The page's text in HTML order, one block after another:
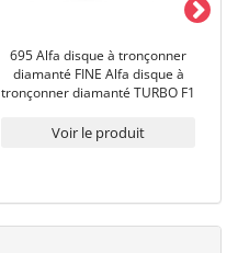
695 Alfa disque à tronçonner
diamanté FINE Alfa disque à
tronçonner diamanté TURBO F1
Voir le produit